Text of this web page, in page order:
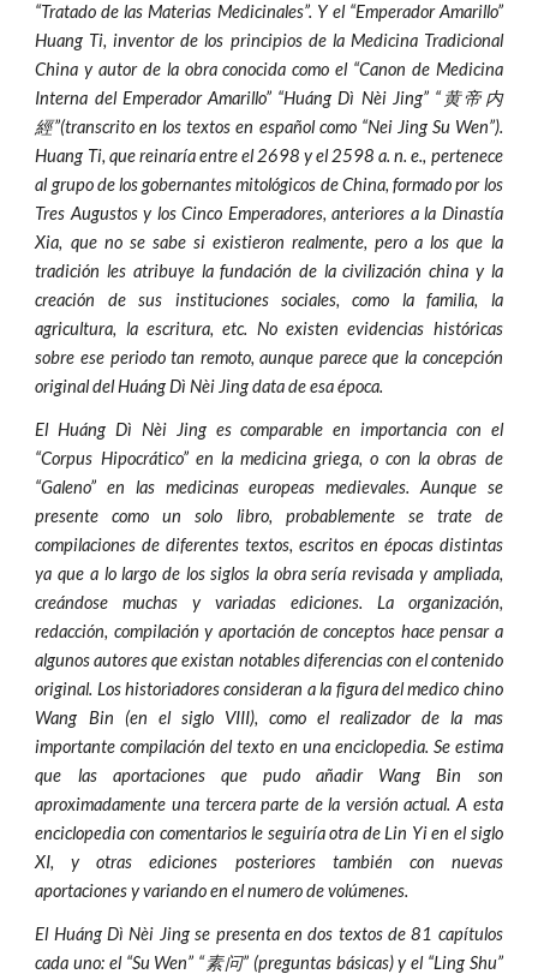
“Tratado de las Materias Medicinales”. Y el “Emperador Amarillo”
Huang Ti, inventor de los principios de la Medicina Tradicional
China y autor de la obra conocida como el “Canon de Medicina
Interna del Emperador Amarillo” “Huáng Dì Nèi Jing” “黄帝内
經”(transcrito en los textos en español como “Nei Jing Su Wen”).
Huang Ti, que reinaría entre el 2698 y el 2598 a. n. e., pertenece
al grupo de los gobernantes mitológicos de China, formado por los
Tres Augustos y los Cinco Emperadores, anteriores a la Dinastía
Xia, que no se sabe si existieron realmente, pero a los que la
tradición les atribuye la fundación de la civilización china y la
creación de sus instituciones sociales, como la familia, la
agricultura, la escritura, etc. No existen evidencias históricas
sobre ese periodo tan remoto, aunque parece que la concepción
original del Huáng Dì Nèi Jing data de esa época.
El Huáng Dì Nèi Jing es comparable en importancia con el
“Corpus Hipocrático” en la medicina griega, o con la obras de
“Galeno” en las medicinas europeas medievales. Aunque se
presente como un solo libro, probablemente se trate de
compilaciones de diferentes textos, escritos en épocas distintas
ya que a lo largo de los siglos la obra sería revisada y ampliada,
creándose muchas y variadas ediciones. La organización,
redacción, compilación y aportación de conceptos hace pensar a
algunos autores que existan notables diferencias con el contenido
original. Los historiadores consideran a la figura del medico chino
Wang Bin (en el siglo VIII), como el realizador de la mas
importante compilación del texto en una enciclopedia. Se estima
que las aportaciones que pudo añadir Wang Bin son
aproximadamente una tercera parte de la versión actual. A esta
enciclopedia con comentarios le seguiría otra de Lin Yi en el siglo
XI, y otras ediciones posteriores también con nuevas
aportaciones y variando en el numero de volúmenes.
El Huáng Dì Nèi Jing se presenta en dos textos de 81 capítulos
cada uno: el “Su Wen” “素问” (preguntas básicas) y el “Ling Shu”